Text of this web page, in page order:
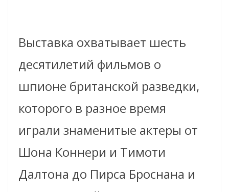
Выставка охватывает шесть
десятилетий фильмов о
шпионе британской разведки,
которого в разное время
играли знаменитые актеры от
Шона Коннери и Тимоти
Далтона до Пирса Броснана и